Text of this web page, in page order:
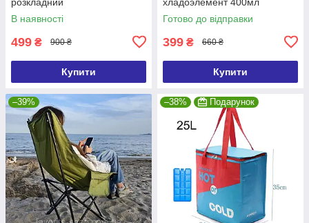
В наявності
499 ₴ 900 ₴
Купити
Готово до відправки
399 ₴ 660 ₴
Купити
–39% –38% Подарунок